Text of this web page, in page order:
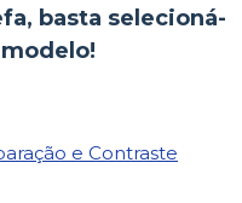
basta selecioná-